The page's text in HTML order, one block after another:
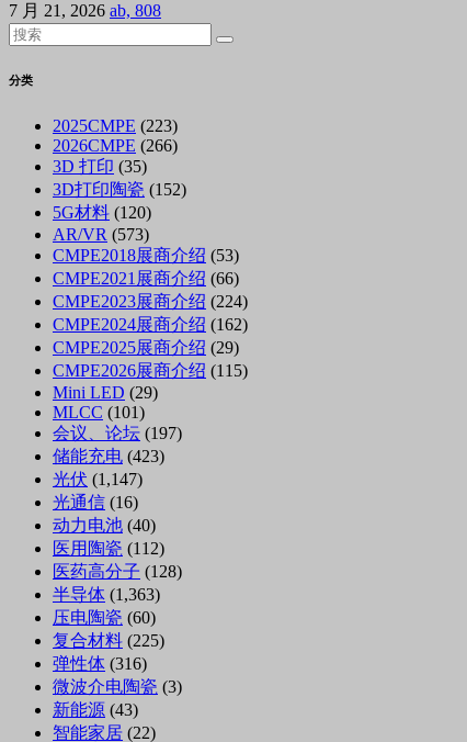
7 月 21, 2026 ab, 808
分类
2025CMPE (223)
2026CMPE (266)
3D 打印 (35)
3D打印陶瓷 (152)
5G材料 (120)
AR/VR (573)
CMPE2018展商介绍 (53)
CMPE2021展商介绍 (66)
CMPE2023展商介绍 (224)
CMPE2024展商介绍 (162)
CMPE2025展商介绍 (29)
CMPE2026展商介绍 (115)
Mini LED (29)
MLCC (101)
会议、论坛 (197)
储能充电 (423)
光伏 (1,147)
光通信 (16)
动力电池 (40)
医用陶瓷 (112)
医药高分子 (128)
半导体 (1,363)
压电陶瓷 (60)
复合材料 (225)
弹性体 (316)
微波介电陶瓷 (3)
新能源 (43)
智能家居 (22)